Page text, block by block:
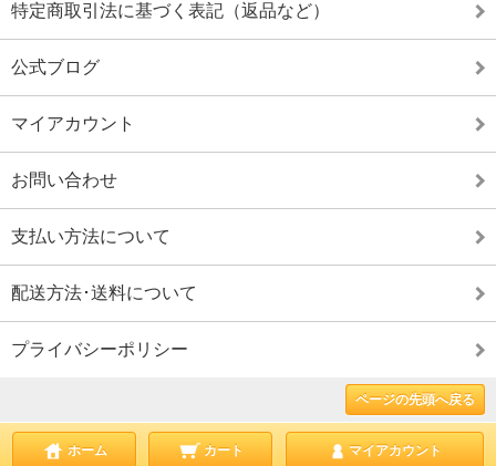
特定商取引法に基づく表記（返品など）
公式ブログ
マイアカウント
お問い合わせ
支払い方法について
配送方法･送料について
プライバシーポリシー
ページの先頭へ戻る
ホーム カート マイアカウント